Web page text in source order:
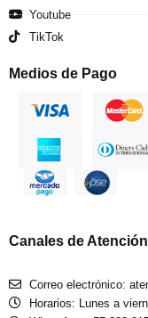
Youtube
TikTok
Medios de Pago
Canales de Atención
Correo electrónico:
Horarios: Lunes a